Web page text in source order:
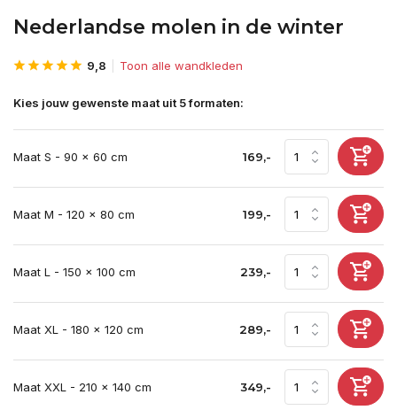
Nederlandse molen in de winter
9,8 Toon alle wandkleden
Kies jouw gewenste maat uit 5 formaten:
Maat S - 90 x 60 cm 169,-
Maat M - 120 x 80 cm 199,-
Maat L - 150 x 100 cm 239,-
Maat XL - 180 x 120 cm 289,-
Maat XXL - 210 x 140 cm 349,-